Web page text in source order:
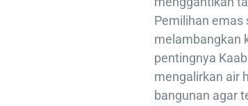
Pemilihan emas
melambangkan
pentingnya
mengalirkan air
bangunan agar